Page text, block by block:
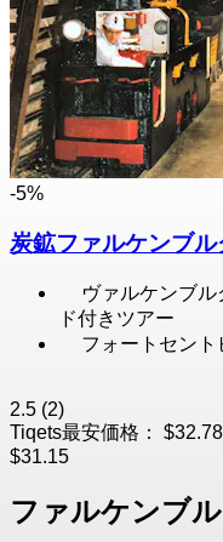
-5%
炭鉱ファルケンブ
ヴァルケンブ
ド付きツアー
フォートセン
2.5 (2)
Tiqets最安価格：
$32.78
$31.15
ファルケンブ